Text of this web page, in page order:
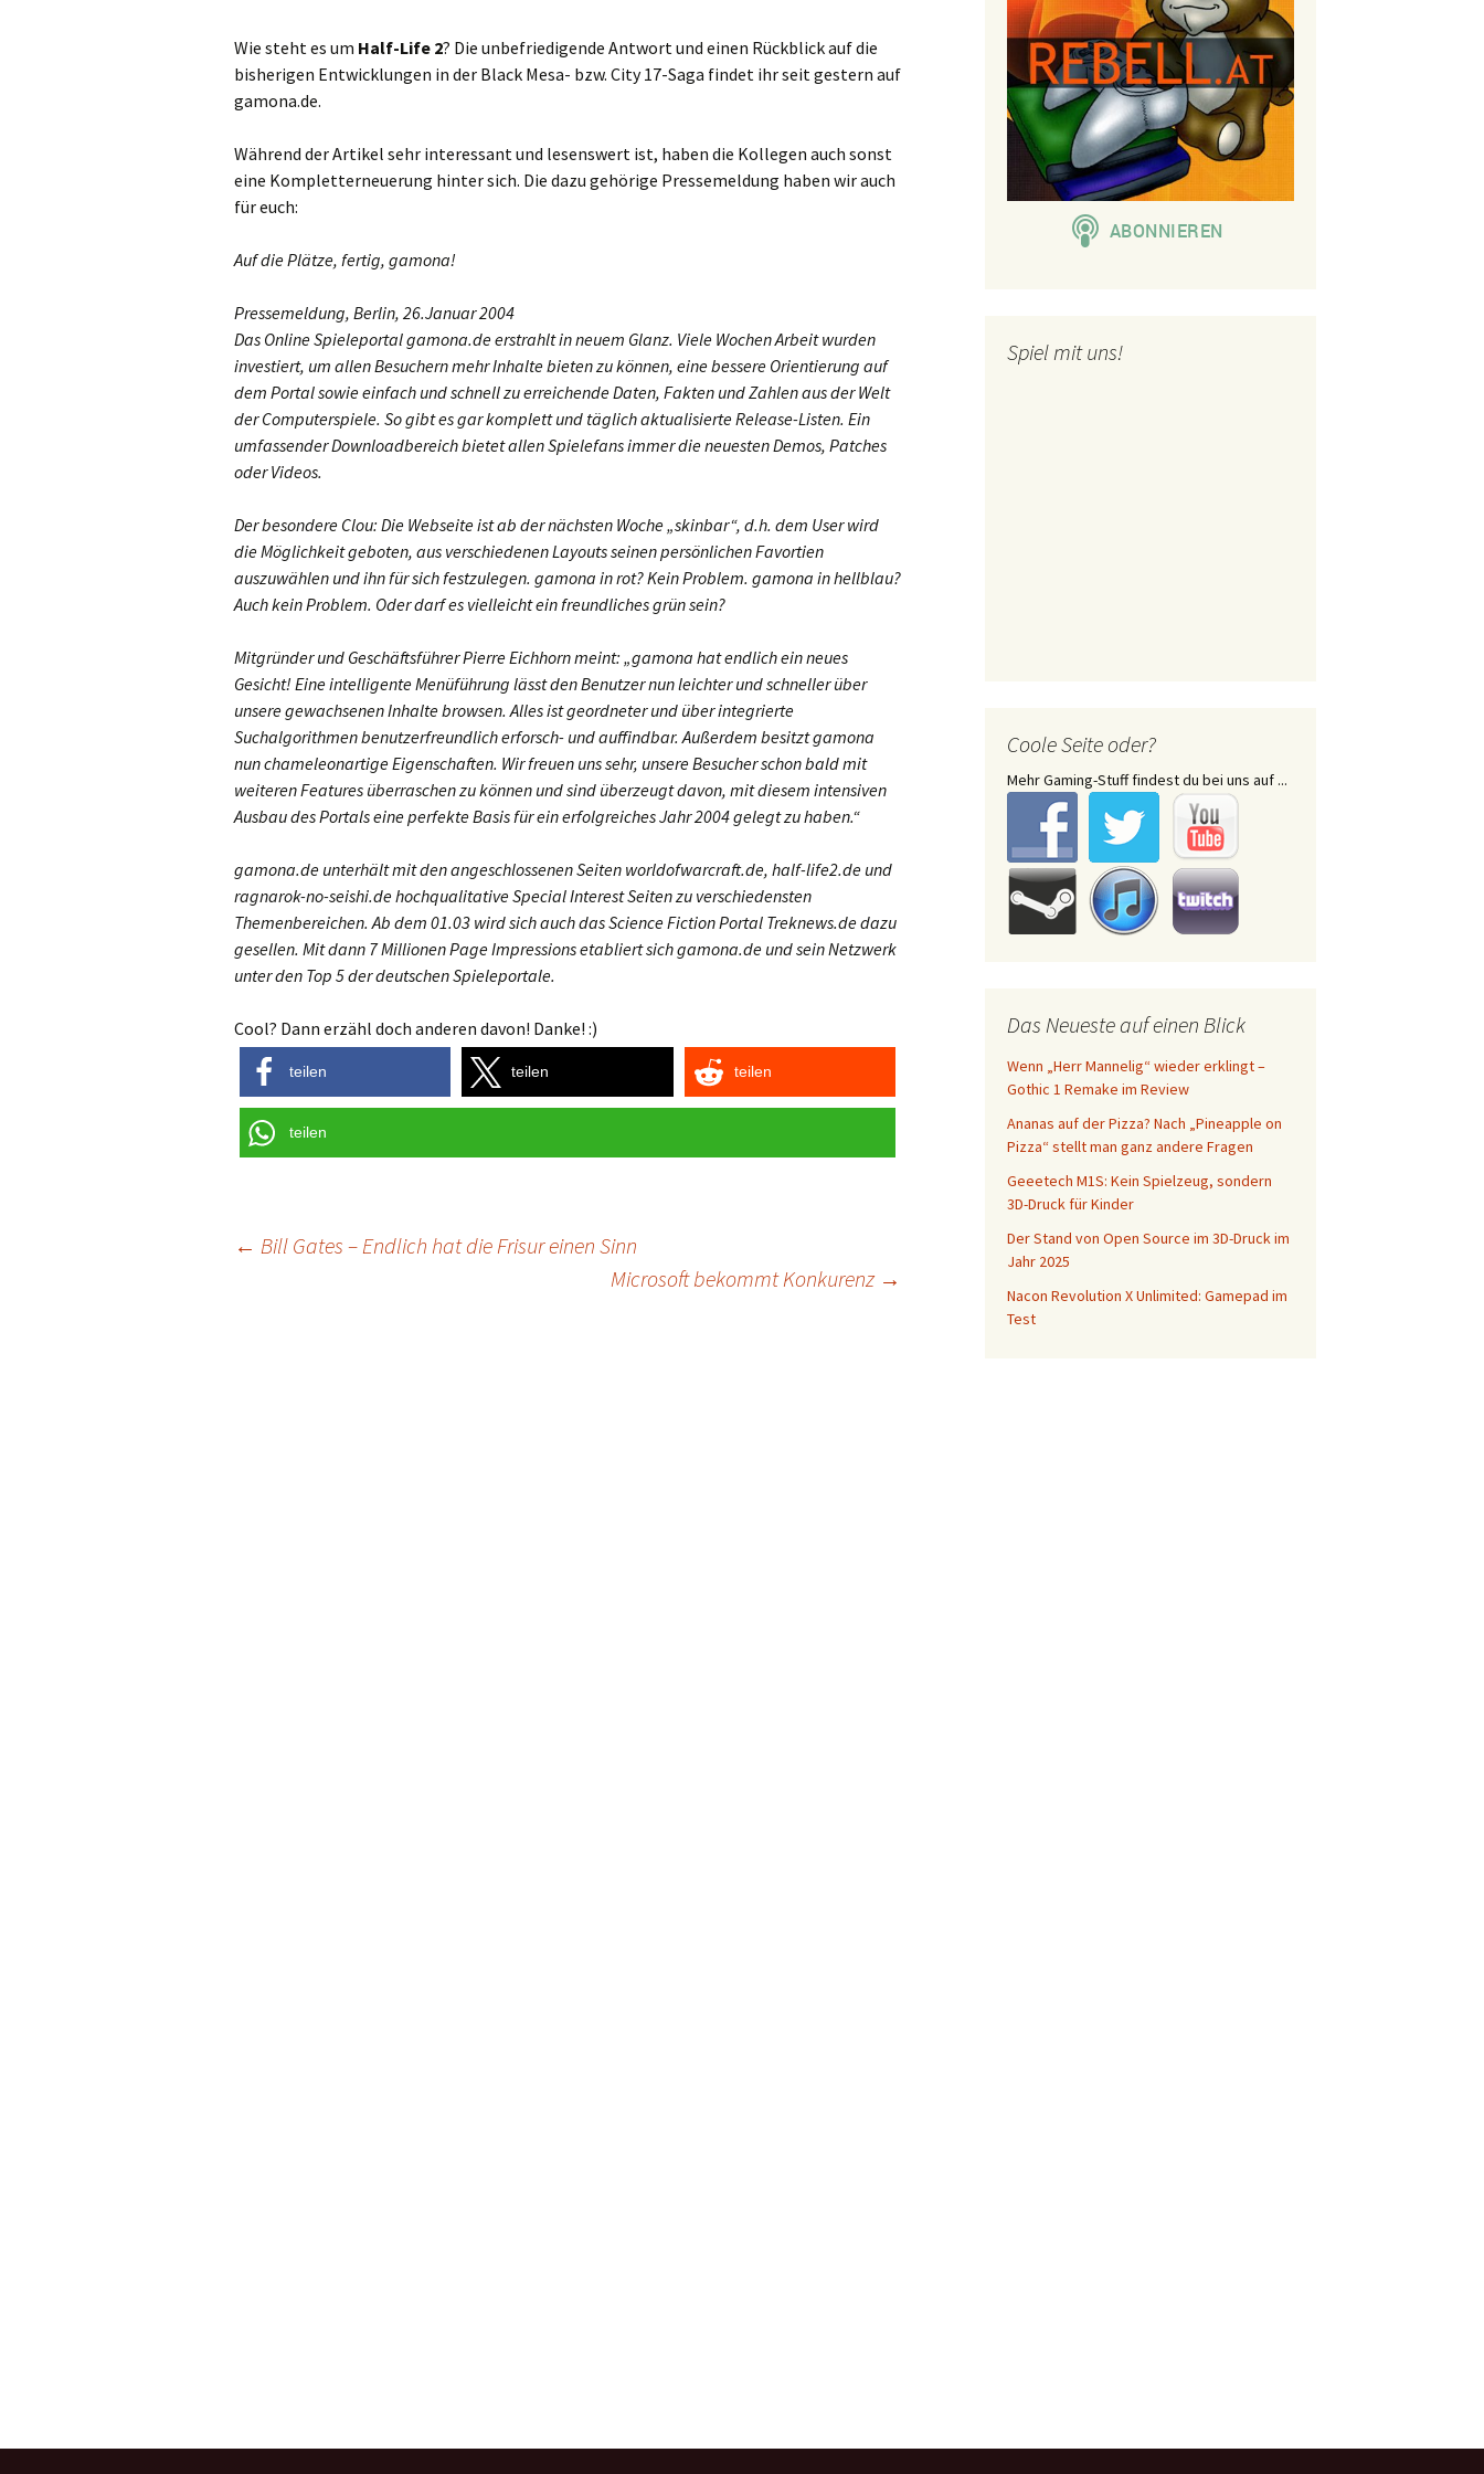
Wie steht es um Half-Life 2? Die unbefriedigende Antwort und einen Rückblick auf die
bisherigen Entwicklungen in der Black Mesa- bzw. City 17-Saga findet ihr seit gestern auf
gamona.de.
Während der Artikel sehr interessant und lesenswert ist, haben die Kollegen auch sonst
eine Kompletterneuerung hinter sich. Die dazu gehörige Pressemeldung haben wir auch
für euch:
Auf die Plätze, fertig, gamona!
Pressemeldung, Berlin, 26.Januar 2004
Das Online Spieleportal gamona.de erstrahlt in neuem Glanz. Viele Wochen Arbeit wurden
investiert, um allen Besuchern mehr Inhalte bieten zu können, eine bessere Orientierung auf
dem Portal sowie einfach und schnell zu erreichende Daten, Fakten und Zahlen aus der Welt
der Computerspiele. So gibt es gar komplett und täglich aktualisierte Release-Listen. Ein
umfassender Downloadbereich bietet allen Spielefans immer die neuesten Demos, Patches
oder Videos.
Der besondere Clou: Die Webseite ist ab der nächsten Woche „skinbar“, d.h. dem User wird
die Möglichkeit geboten, aus verschiedenen Layouts seinen persönlichen Favortien
auszuwählen und ihn für sich festzulegen. gamona in rot? Kein Problem. gamona in hellblau?
Auch kein Problem. Oder darf es vielleicht ein freundliches grün sein?
Mitgründer und Geschäftsführer Pierre Eichhorn meint: „gamona hat endlich ein neues
Gesicht! Eine intelligente Menüführung lässt den Benutzer nun leichter und schneller über
unsere gewachsenen Inhalte browsen. Alles ist geordneter und über integrierte
Suchalgorithmen benutzerfreundlich erforsch- und auffindbar. Außerdem besitzt gamona
nun chameleonartige Eigenschaften. Wir freuen uns sehr, unsere Besucher schon bald mit
weiteren Features überraschen zu können und sind überzeugt davon, mit diesem intensiven
Ausbau des Portals eine perfekte Basis für ein erfolgreiches Jahr 2004 gelegt zu haben.“
gamona.de unterhält mit den angeschlossenen Seiten worldofwarcraft.de, half-life2.de und
ragnarok-no-seishi.de hochqualitative Special Interest Seiten zu verschiedensten
Themenbereichen. Ab dem 01.03 wird sich auch das Science Fiction Portal Treknews.de dazu
gesellen. Mit dann 7 Millionen Page Impressions etabliert sich gamona.de und sein Netzwerk
unter den Top 5 der deutschen Spieleportale.
Cool? Dann erzähl doch anderen davon! Danke! :)
teilen teilen teilen
teilen
← Bill Gates – Endlich hat die Frisur einen Sinn
Microsoft bekommt Konkurenz →
Spiel mit uns!
Coole Seite oder?
Mehr Gaming-Stuff findest du bei uns auf ...
Das Neueste auf einen Blick
Wenn „Herr Mannelig“ wieder erklingt –
Gothic 1 Remake im Review
Ananas auf der Pizza? Nach „Pineapple on
Pizza“ stellt man ganz andere Fragen
Geeetech M1S: Kein Spielzeug, sondern
3D-Druck für Kinder
Der Stand von Open Source im 3D-Druck im
Jahr 2025
Nacon Revolution X Unlimited: Gamepad im
Test